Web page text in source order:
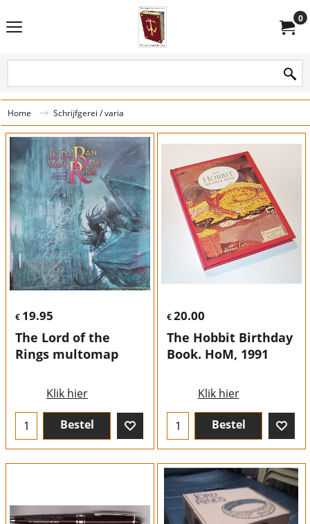
0
Home Schrijfgerei / varia
€ 19.95
The Lord of the
Rings multomap
Klik hier
Bestel
€20.00
The Hobbit Birthday
Book. HoM, 1991
Klik hier
Bestel